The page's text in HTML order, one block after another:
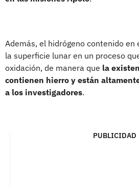
Además, el hidrógeno contenido
la superficie lunar en un proceso
oxidación, de manera que la
contienen hierro y están
a los investigadores.
PUBLICIDAD